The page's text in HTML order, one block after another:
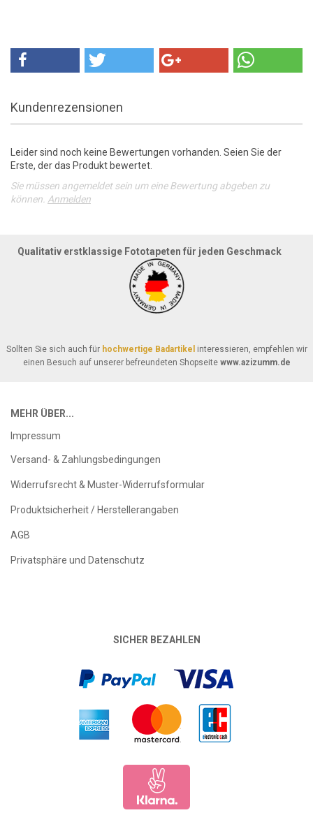
Kundenrezensionen
Leider sind noch keine Bewertungen vorhanden. Seien Sie der
Erste, der das Produkt bewertet.
Sie müssen angemeldet sein um eine Bewertung abgeben zu
können. Anmelden
Qualitativ erstklassige Fototapeten für jeden Geschmack
Sollten Sie sich auch für hochwertige Badartikel interessieren, empfehlen wir
einen Besuch auf unserer befreundeten Shopseite www.azizumm.de
MEHR ÜBER...
Impressum
Versand- & Zahlungsbedingungen
Widerrufsrecht & Muster-Widerrufsformular
Produktsicherheit / Herstellerangaben
AGB
Privatsphäre und Datenschutz
SICHER BEZAHLEN